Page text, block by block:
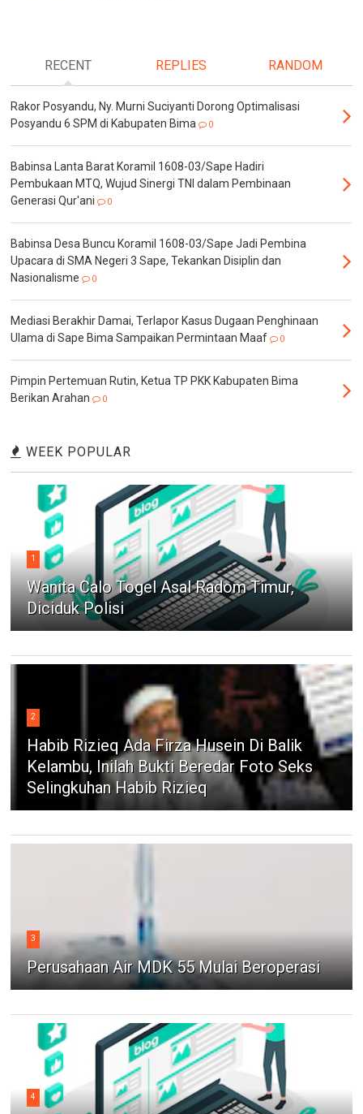
RECENT REPLIES RANDOM
Rakor Posyandu, Ny. Murni Suciyanti Dorong Optimalisasi
Posyandu 6 SPM di Kabupaten Bima
0
Babinsa Lanta Barat Koramil 1608-03/Sape Hadiri
Pembukaan MTQ, Wujud Sinergi TNI dalam Pembinaan
Generasi Qur'ani
0
Babinsa Desa Buncu Koramil 1608-03/Sape Jadi Pembina
Upacara di SMA Negeri 3 Sape, Tekankan Disiplin dan
Nasionalisme
0
Mediasi Berakhir Damai, Terlapor Kasus Dugaan Penghinaan
Ulama di Sape Bima Sampaikan Permintaan Maaf
0
Pimpin Pertemuan Rutin, Ketua TP PKK Kabupaten Bima
Berikan Arahan
0
WEEK POPULAR
1
Wanita Calo Togel Asal Radom Timur,
Diciduk Polisi
2
Habib Rizieq Ada Firza Husein Di Balik
Kelambu, Inilah Bukti Beredar Foto Seks
Selingkuhan Habib Rizieq
3
Perusahaan Air MDK 55 Mulai Beroperasi
4